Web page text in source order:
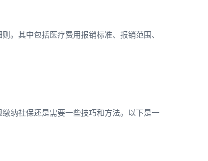
。其中包括医疗费用报销标准、报销范围、
纳社保还是需要一些技巧和方法。以下是一